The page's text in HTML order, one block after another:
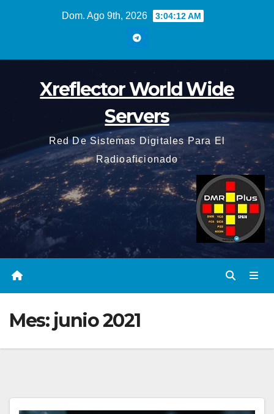
Dom. Ago 9th, 2026 3:04:14 AM
Xreflector World Wide
Servers
Red De Sistemas Digitales Para El
Radioaficionado
Mes: junio 2021